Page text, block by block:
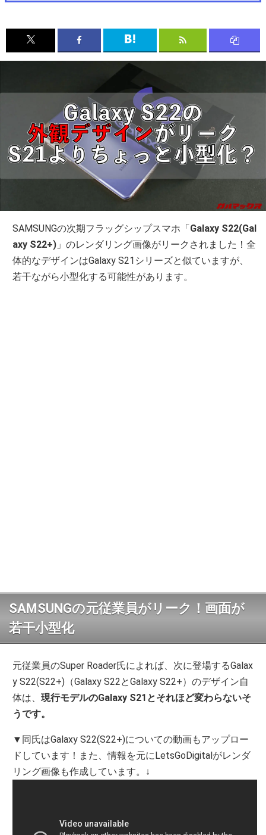
SAMSUNGの次期フラッグシップスマホ「 Galaxy S22(Gal
axy S22+) 」のレンダリング画像がリークされました！全
体的なデザインはGalaxy S21シリーズと似ていますが、
若干ながら小型化する可能性があります。
SAMSUNGの元従業員がリーク！画面が
若干小型化
元従業員のSuper Roader氏によれば、次に登場するGalax
y S22(S22+)（Galaxy S22とGalaxy S22+）のデザイン自
体は、現行モデルのGalaxy S21とそれほど変わらないそ
うです。
▼同氏はGalaxy S22(S22+)についての動画もアップロー
ドしています！また、情報を元にLetsGoDigitalがレンダ
リング画像も作成しています。↓